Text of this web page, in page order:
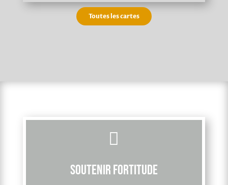
Toutes les cartes

Soutenir Fortitude